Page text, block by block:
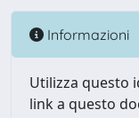
Informazioni
Utilizza questo
link a questo